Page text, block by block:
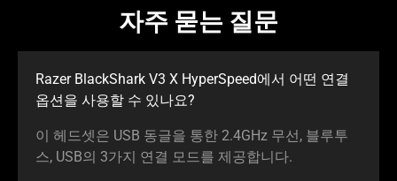
자주 묻는 질문
Razer BlackShark V3 X HyperSpeed에서 어떤 연결
옵션을 사용할 수 있나요?
이 헤드셋은 USB 동글을 통한 2.4GHz 무선, 블루투
스, USB의 3가지 연결 모드를 제공합니다.